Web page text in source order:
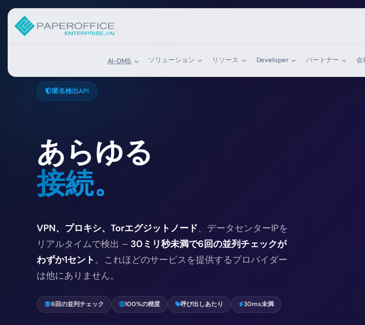
AI-DMS ソリューション リソース Developer パートナー 会
匿名検出API
あらゆる
アイデンティティ。
VPN、プロキシ、Torエグジットノード、データセンターIPを
リアルタイムで検出 – 30ミリ秒未満で6回の並列チェックが
わずか1セント。これほどのサービスを提供するプロバイダー
は他にありません。
6回の並列チェック 100%の精度 呼び出しあたり 30ms未満